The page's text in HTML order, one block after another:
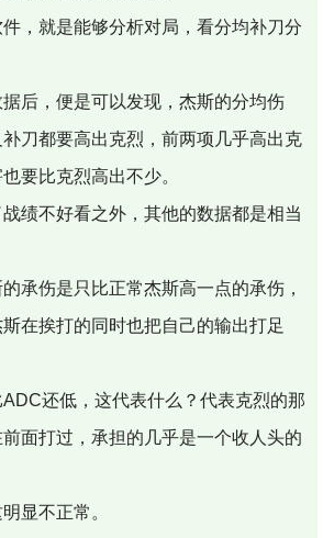
，就是能够分析对局，看分均补刀分
后，便是可以发现，杰斯的分均伤
刀都要高出克烈，前两项几乎高出克
要比克烈高出不少。
绩不好看之外，其他的数据都是相当
承伤是只比正常杰斯高一点的承伤，
在挨打的同时也把自己的输出打足
还低，这代表什么？代表克烈的那
面打过，承担的几乎是一个收人头的
显不正常。